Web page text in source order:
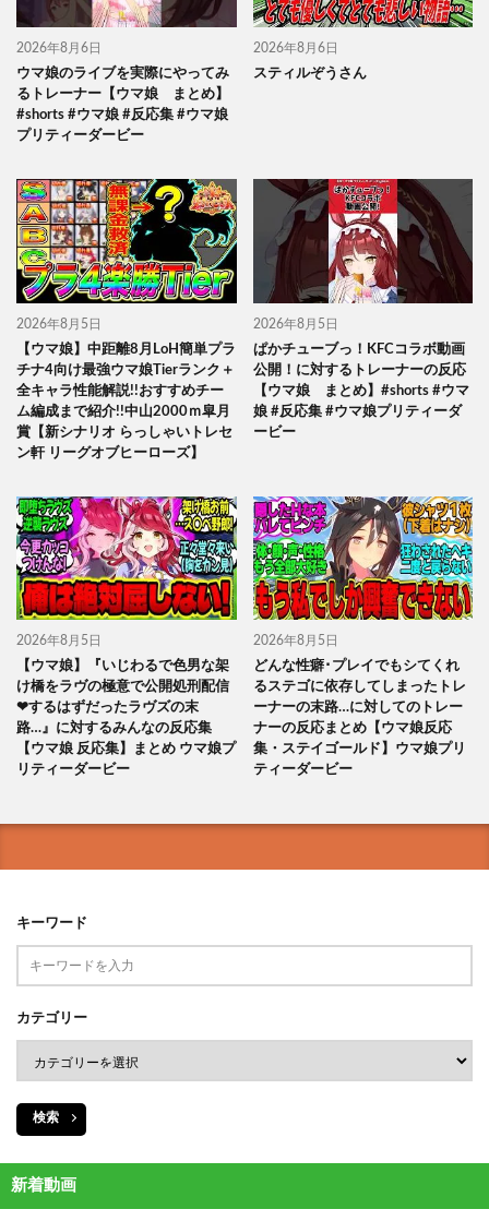
2026年8月6日
ウマ娘のライブを実際にやってみ
るトレーナー【ウマ娘 まとめ】
#shorts #ウマ娘 #反応集 #ウマ娘
プリティーダービー
2026年8月6日
スティルぞうさん
2026年8月5日
【ウマ娘】中距離8月LoH簡単プラ
チナ4向け最強ウマ娘Tierランク＋
全キャラ性能解説!!おすすめチー
ム編成まで紹介!!中山2000ｍ皐月
賞【新シナリオ らっしゃいトレセ
ン軒 リーグオブヒーローズ】
2026年8月5日
ぱかチューブっ！KFCコラボ動画
公開！に対するトレーナーの反応
【ウマ娘 まとめ】#shorts #ウマ
娘 #反応集 #ウマ娘プリティーダ
ービー
2026年8月5日
【ウマ娘】『いじわるで色男な架
け橋をラヴの極意で公開処刑配信
❤するはずだったラヴズの末
路…』に対するみんなの反応集
【ウマ娘 反応集】まとめ ウマ娘プ
リティーダービー
2026年8月5日
どんな性癖･プレイでもシてくれ
るステゴに依存してしまったトレ
ーナーの末路…に対してのトレー
ナーの反応まとめ【ウマ娘反応
集・ステイゴールド】ウマ娘プリ
ティーダービー
キーワード
カテゴリー
検索
新着動画